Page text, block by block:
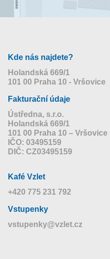
Kde nás najdete?
Holandská 669/1
101 00 Praha 10 - Vršovice
Fakturační údaje
Ústředna, s.r.o.
Holandská 669/1
101 00 Praha 10 – Vršovice
IČO: 03495159
DIČ: CZ03495159
Kafé Vzlet
+420 775 231 792
Vstupenky
vstupenky@vzlet.cz